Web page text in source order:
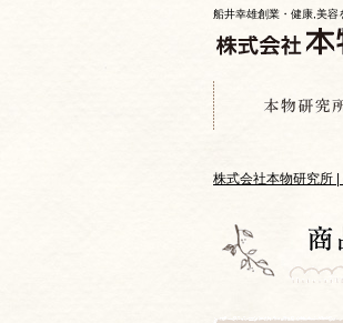
船井幸雄創業・健康,美容
株式会社本物研究所